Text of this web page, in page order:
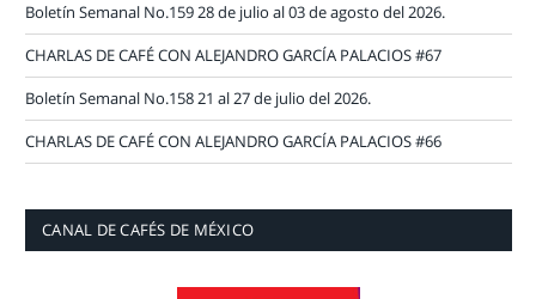
Boletín Semanal No.159 28 de julio al 03 de agosto del 2026.
CHARLAS DE CAFÉ CON ALEJANDRO GARCÍA PALACIOS #67
Boletín Semanal No.158 21 al 27 de julio del 2026.
CHARLAS DE CAFÉ CON ALEJANDRO GARCÍA PALACIOS #66
CANAL DE CAFÉS DE MÉXICO